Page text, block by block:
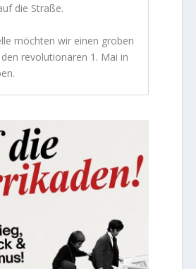
die Straße.
möchten wir einen groben
revolutionären 1. Mai in